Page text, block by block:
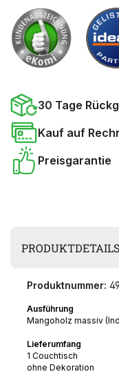
30 Tage
Kauf auf
Preisgarantie
PRODUKTDETAILS
Produktnummer:
Ausführung
Mangoholz massiv
Lieferumfang
1 Couchtisch
ohne Dekoration